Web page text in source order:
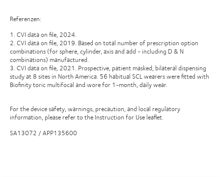
Referenzen:
1. CVI data on file, 2024.
2. CVI data on file, 2019. Based on total number of prescription option
combinations (for sphere, cylinder, axis and add - including D & N
combinations) manufactured.
3. CVI data on file, 2021. Prospective, patient masked, bilateral dispensing
study at 8 sites in North America. 56 habitual SCL wearers were fitted with
Biofinity toric multifocal and wore for 1-month, daily wear.
For the device safety, warnings, precaution, and local regulatory
information, please refer to the Instruction for Use leaflet.
SA13072 / APP135600